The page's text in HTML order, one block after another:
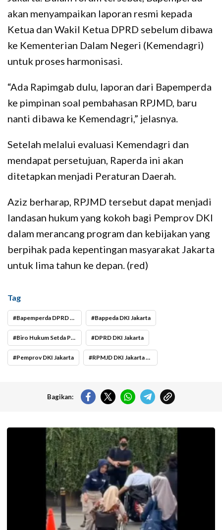
akan menyampaikan laporan resmi kepada
Ketua dan Wakil Ketua DPRD sebelum dibawa
ke Kementerian Dalam Negeri (Kemendagri)
untuk proses harmonisasi.
“Ada Rapimgab dulu, laporan dari Bapemperda
ke pimpinan soal pembahasan RPJMD, baru
nanti dibawa ke Kemendagri,” jelasnya.
Setelah melalui evaluasi Kemendagri dan
mendapat persetujuan, Raperda ini akan
ditetapkan menjadi Peraturan Daerah.
Aziz berharap, RPJMD tersebut dapat menjadi
landasan hukum yang kokoh bagi Pemprov DKI
dalam merancang program dan kebijakan yang
berpihak pada kepentingan masyarakat Jakarta
untuk lima tahun ke depan. (red)
Tag
Bapemperda DPRD DKI Jakarta Bappeda DKI Jakarta
Biro Hukum Setda Provinsi DKI Jakarta DPRD DKI Jakarta
Pemprov DKI Jakarta RPMJD DKI Jakarta 2025–2029
Bagikan:
Pramusapa Transjakarta bantu disabilitas.(Foto: Istimewa-
beritajakarta.id)